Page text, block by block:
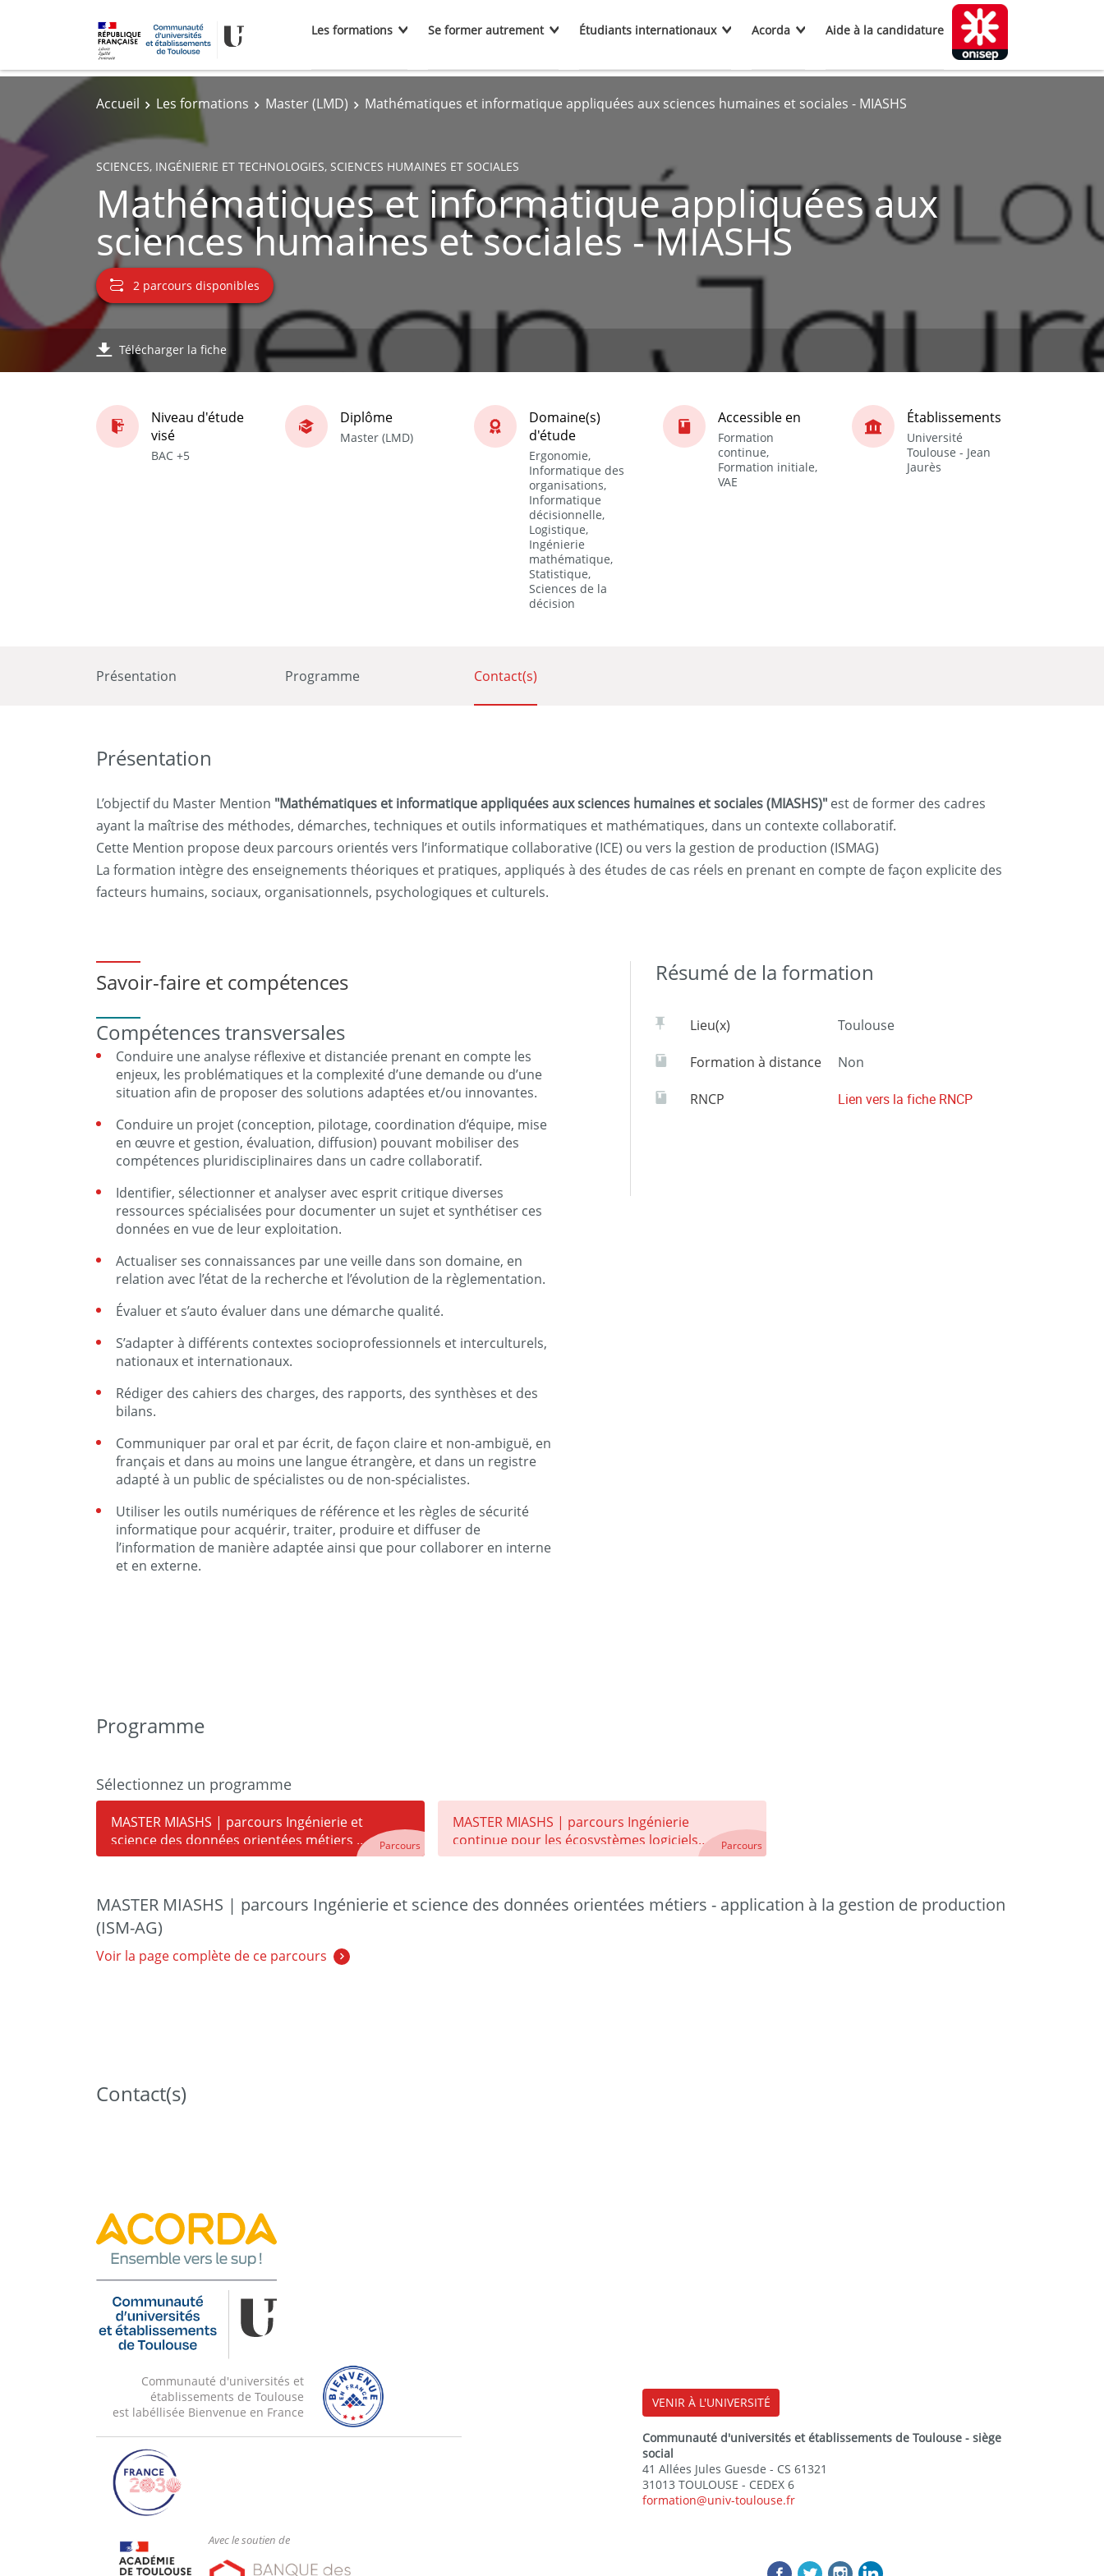
Les formations Se former autrement Étudiants internationaux Acorda Aide à la candidature
Accueil Les formations Master (LMD) Mathématiques et informatique appliquées aux sciences humaines et sociales - MIASHS
SCIENCES, INGÉNIERIE ET TECHNOLOGIES, SCIENCES HUMAINES ET SOCIALES
Mathématiques et informatique appliquées aux
sciences humaines et sociales - MIASHS
2 parcours disponibles
Télécharger la fiche
Niveau d'étude
visé
BAC +5
Diplôme
Master (LMD)
Domaine(s)
d'étude
Ergonomie,
Informatique des
organisations,
Informatique
décisionnelle,
Logistique,
Ingénierie
mathématique,
Statistique,
Sciences de la
décision
Accessible en
Formation
continue,
Formation initiale,
VAE
Établissements
Université
Toulouse - Jean
Jaurès
Présentation Programme Contact(s)
Présentation
L’objectif du Master Mention "Mathématiques et informatique appliquées aux sciences humaines et sociales (MIASHS)" est de former des cadres
ayant la maîtrise des méthodes, démarches, techniques et outils informatiques et mathématiques, dans un contexte collaboratif.
Cette Mention propose deux parcours orientés vers l’informatique collaborative (ICE) ou vers la gestion de production (ISMAG)
La formation intègre des enseignements théoriques et pratiques, appliqués à des études de cas réels en prenant en compte de façon explicite des
facteurs humains, sociaux, organisationnels, psychologiques et culturels.
Savoir-faire et compétences
Compétences transversales
Conduire une analyse réflexive et distanciée prenant en compte les
enjeux, les problématiques et la complexité d’une demande ou d’une
situation afin de proposer des solutions adaptées et/ou innovantes.
Conduire un projet (conception, pilotage, coordination d’équipe, mise
en œuvre et gestion, évaluation, diffusion) pouvant mobiliser des
compétences pluridisciplinaires dans un cadre collaboratif.
Identifier, sélectionner et analyser avec esprit critique diverses
ressources spécialisées pour documenter un sujet et synthétiser ces
données en vue de leur exploitation.
Actualiser ses connaissances par une veille dans son domaine, en
relation avec l’état de la recherche et l’évolution de la règlementation.
Évaluer et s’auto évaluer dans une démarche qualité.
S’adapter à différents contextes socioprofessionnels et interculturels,
nationaux et internationaux.
Rédiger des cahiers des charges, des rapports, des synthèses et des
bilans.
Communiquer par oral et par écrit, de façon claire et non-ambiguë, en
français et dans au moins une langue étrangère, et dans un registre
adapté à un public de spécialistes ou de non-spécialistes.
Utiliser les outils numériques de référence et les règles de sécurité
informatique pour acquérir, traiter, produire et diffuser de
l’information de manière adaptée ainsi que pour collaborer en interne
et en externe.
Résumé de la formation
Lieu(x) Toulouse
Formation à distance Non
RNCP Lien vers la fiche RNCP
Programme
Sélectionnez un programme
MASTER MIASHS | parcours Ingénierie et
science des données orientées métiers -
application à la gestion de production
Parcours
MASTER MIASHS | parcours Ingénierie
continue pour les écosystèmes logiciels
et données (ICE-LD)
Parcours
MASTER MIASHS | parcours Ingénierie et science des données orientées métiers - application à la gestion de production
(ISM-AG)
Voir la page complète de ce parcours
Contact(s)
Communauté d'universités et
établissements de Toulouse
est labéllisée Bienvenue en France
Avec le soutien de
VENIR À L'UNIVERSITÉ
Communauté d'universités et établissements de Toulouse - siège
social
41 Allées Jules Guesde - CS 61321
31013 TOULOUSE - CEDEX 6
formation@univ-toulouse.fr